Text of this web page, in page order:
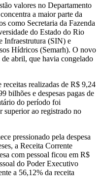
valores no Departamento
a maior parte da
como Secretaria da Fazenda
do Estado do Rio
Infraestrutura (SIN) e
Hídricos (Semarh). O novo
abril, que havia congelado
realizadas de R$ 9,24
bilhões e despesas pagas de
do período foi
superior ao registrado no
pressionado pela despesa
a Receita Corrente
com pessoal ficou em R$
do Poder Executivo
a 56,12% da receita